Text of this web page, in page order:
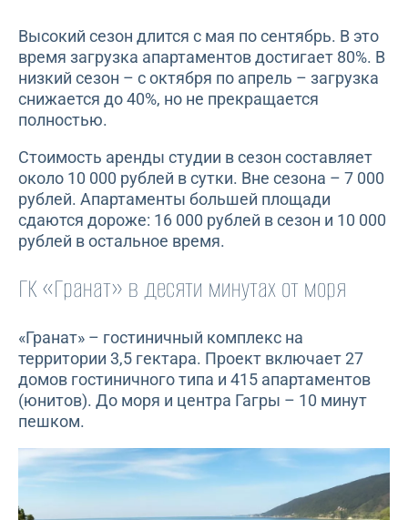
Высокий сезон длится с мая по сентябрь. В это
время загрузка апартаментов достигает 80%. В
низкий сезон – с октября по апрель – загрузка
снижается до 40%, но не прекращается
полностью.
Стоимость аренды студии в сезон составляет
около 10 000 рублей в сутки. Вне сезона – 7 000
рублей. Апартаменты большей площади
сдаются дороже: 16 000 рублей в сезон и 10 000
рублей в остальное время.
ГК «Гранат» в десяти минутах от моря
«Гранат» – гостиничный комплекс на
территории 3,5 гектара. Проект включает 27
домов гостиничного типа и 415 апартаментов
(юнитов). До моря и центра Гагры – 10 минут
пешком.